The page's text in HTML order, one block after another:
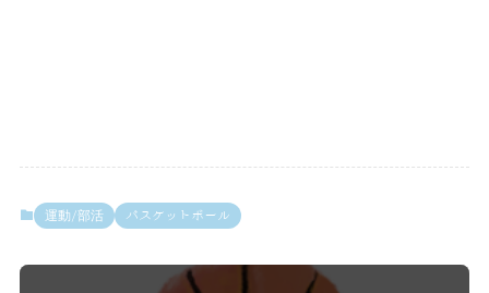
運動/部活 バスケットボール